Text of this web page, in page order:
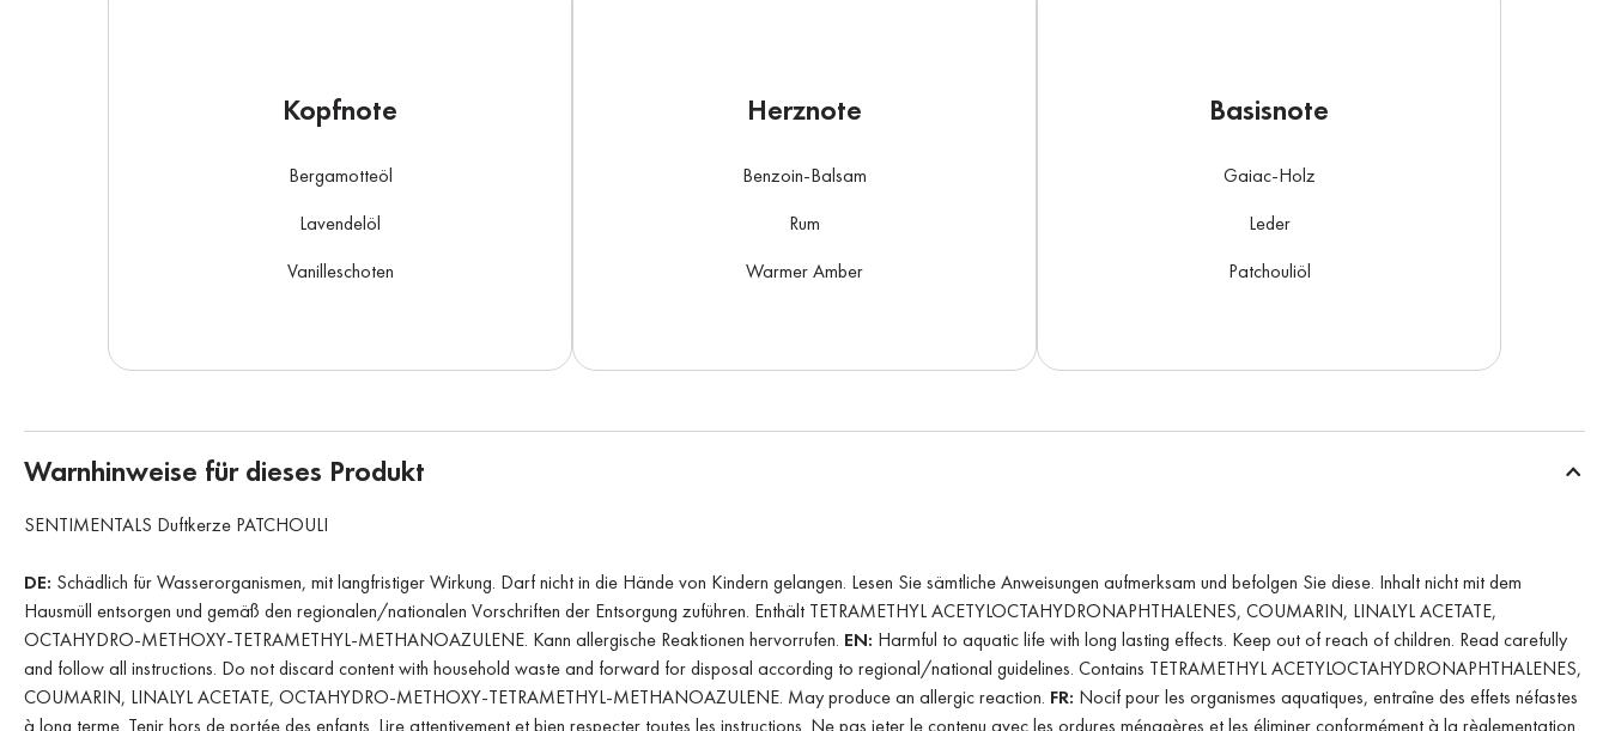
Kopfnote
Bergamotteöl
Lavendelöl
Vanilleschoten
Herznote
Benzoin-Balsam
Rum
Warmer Amber
Basisnote
Gaiac-Holz
Leder
Patchouliöl
Warnhinweise für dieses Produkt
SENTIMENTALS Duftkerze PATCHOULI
DE: Schädlich für Wasserorganismen, mit langfristiger Wirkung. Darf nicht in die Hände von Kindern gelangen. Lesen Sie sämtliche Anweisungen aufmerksam und befolgen Sie diese. Inhalt nicht mit dem
Hausmüll entsorgen und gemäß den regionalen/nationalen Vorschriften der Entsorgung zuführen. Enthält TETRAMETHYL ACETYLOCTAHYDRONAPHTHALENES, COUMARIN, LINALYL ACETATE,
OCTAHYDRO-METHOXY-TETRAMETHYL-METHANOAZULENE. Kann allergische Reaktionen hervorrufen. EN: Harmful to aquatic life with long lasting effects. Keep out of reach of children. Read carefully
and follow all instructions. Do not discard content with household waste and forward for disposal according to regional/national guidelines. Contains TETRAMETHYL ACETYLOCTAHYDRONAPHTHALENES,
COUMARIN, LINALYL ACETATE, OCTAHYDRO-METHOXY-TETRAMETHYL-METHANOAZULENE. May produce an allergic reaction. FR: Nocif pour les organismes aquatiques, entraîne des effets néfastes
à long terme. Tenir hors de portée des enfants. Lire attentivement et bien respecter toutes les instructions. Ne pas jeter le contenu avec les ordures ménagères et les éliminer conformément à la règlementation